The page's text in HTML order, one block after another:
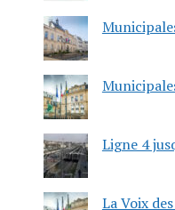
Ligne 4
La Voix